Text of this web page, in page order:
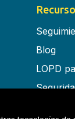
Blog
LOPD